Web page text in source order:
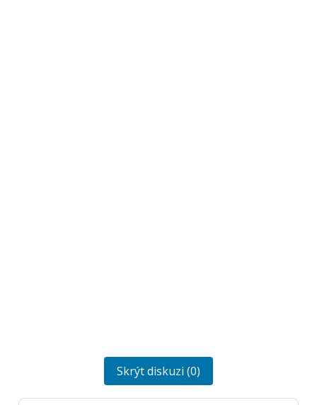
Skrýt diskuzi (0)